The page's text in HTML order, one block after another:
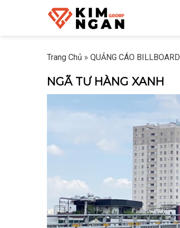
Trang Chủ » QUẢNG CÁO BILLBOARD
NGÃ TƯ HÀNG XANH